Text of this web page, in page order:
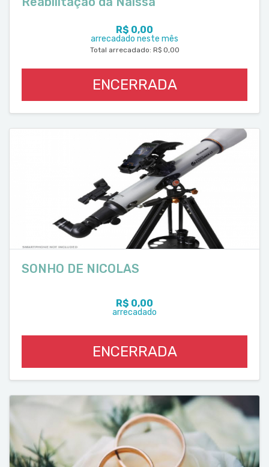
R$ 0,00
arrecadado neste mês
Total arrecadado: R$ 0,00
ENCERRADA
SONHO DE NICOLAS
R$ 0,00
arrecadado
ENCERRADA